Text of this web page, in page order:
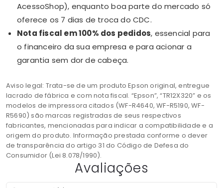
AcessoShop), enquanto boa parte do mercado só
oferece os 7 dias de troca do CDC.
Nota fiscal em 100% dos pedidos, essencial para
o financeiro da sua empresa e para acionar a
garantia sem dor de cabeça.
Aviso legal: Trata-se de um produto Epson original, entregue
lacrado de fábrica e com nota fiscal. “Epson”, “TR12X320” e os
modelos de impressora citados (WF-R4640, WF-R5190, WF-
R5690) são marcas registradas de seus respectivos
fabricantes, mencionadas para indicar a compatibilidade e a
origem do produto. Informação prestada conforme o dever
de transparência do artigo 31 do Código de Defesa do
Consumidor (Lei 8.078/1990).
Avaliações